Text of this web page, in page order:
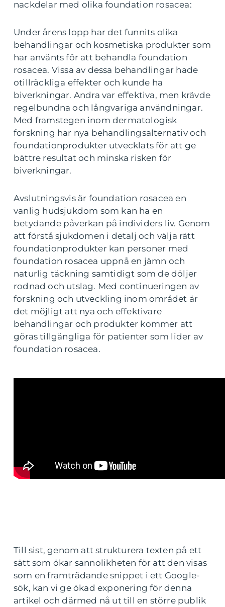
nackdelar med olika foundation rosacea:
Under årens lopp har det funnits olika
behandlingar och kosmetiska produkter som
har använts för att behandla foundation
rosacea. Vissa av dessa behandlingar hade
otillräckliga effekter och kunde ha
biverkningar. Andra var effektiva, men krävde
regelbundna och långvariga användningar.
Med framstegen inom dermatologisk
forskning har nya behandlingsalternativ och
foundationprodukter utvecklats för att ge
bättre resultat och minska risken för
biverkningar.
Avslutningsvis är foundation rosacea en
vanlig hudsjukdom som kan ha en
betydande påverkan på individers liv. Genom
att förstå sjukdomen i detalj och välja rätt
foundationprodukter kan personer med
foundation rosacea uppnå en jämn och
naturlig täckning samtidigt som de döljer
rodnad och utslag. Med continueringen av
forskning och utveckling inom området är
det möjligt att nya och effektivare
behandlingar och produkter kommer att
göras tillgängliga för patienter som lider av
foundation rosacea.
Till sist, genom att strukturera texten på ett
sätt som ökar sannolikheten för att den visas
som en framträdande snippet i ett Google-
sök, kan vi ge ökad exponering för denna
artikel och därmed nå ut till en större publik